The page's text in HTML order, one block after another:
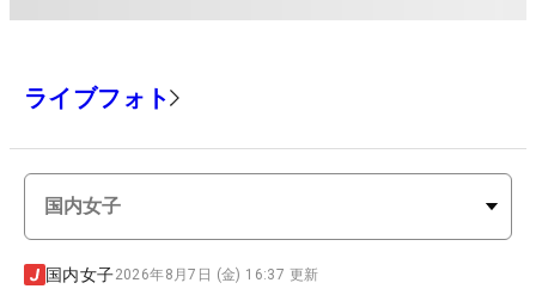
ライブフォト
国内女子2026年8月7日 (金) 16:37 更新